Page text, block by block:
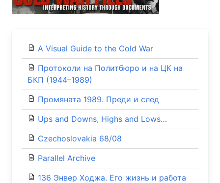
A Visual Guide to the Cold War
Протоколи на Политбюро и на ЦК на
БКП (1944–1989)
Промяната 1989. Преди и след
Ups and Downs, Highs and Lows…
Czechoslovakia 68/08
Parallel Archive
136 Энвер Ходжа. Его жизнь и работа